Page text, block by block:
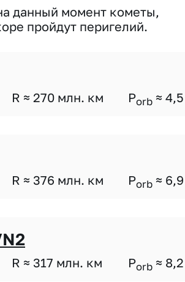
данный момент кометы,
пройдут перигелий.
R ≈ 270 млн. км Porb ≈ 4,5
R ≈ 376 млн. км Porb ≈ 6,9
R ≈ 317 млн. км Porb ≈ 8,2